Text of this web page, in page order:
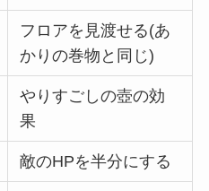
フロアを見渡せる(あ
かりの巻物と同じ)
やりすごしの壺の効
果
敵のHPを半分にする